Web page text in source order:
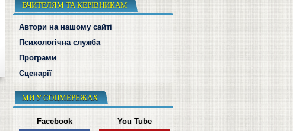
ВЧИТЕЛЯМ ТА КЕРІВНИКАМ
Автори на нашому сайті
Психологічна служба
Програми
Сценарії
МИ У СОЦМЕРЕЖАХ
Facebook You Tube